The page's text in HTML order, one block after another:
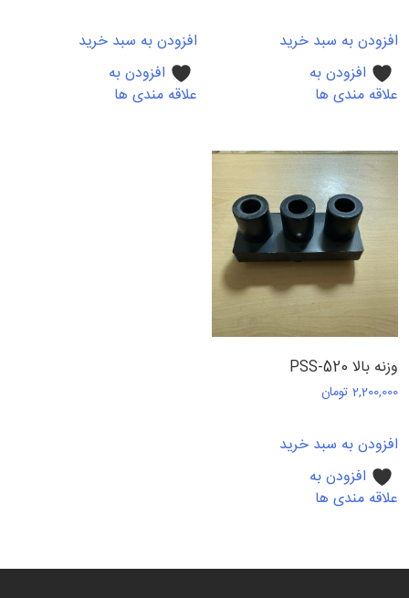
افزودن به سبد خرید
افزودن به
علاقه مندی ها
افزودن به سبد خرید
افزودن به
علاقه مندی ها
وزنه بالا PSS-520
2,200,000 تومان
افزودن به سبد خرید
افزودن به
علاقه مندی ها